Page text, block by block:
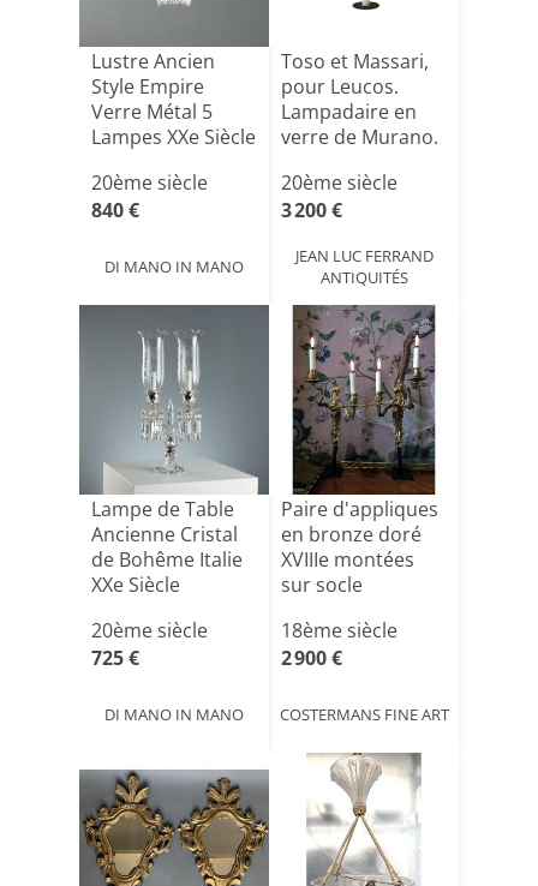
Lustre Ancien
Style Empire
Verre Métal 5
Lampes XXe Siècle
20ème siècle
840 €
DI MANO IN MANO
Toso et Massari,
pour Leucos.
Lampadaire en
verre de Murano.
20ème siècle
3 200 €
JEAN LUC FERRAND
ANTIQUITÉS
Lampe de Table
Ancienne Cristal
de Bohême Italie
XXe Siècle
20ème siècle
725 €
DI MANO IN MANO
Paire d'appliques
en bronze doré
XVIIIe montées
sur socle
18ème siècle
2 900 €
COSTERMANS FINE ART